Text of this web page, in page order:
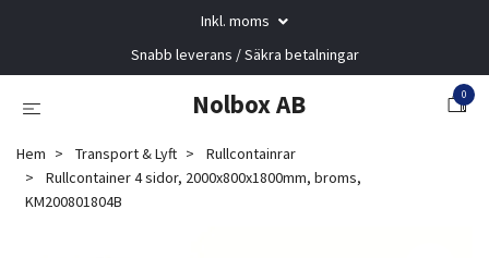
Inkl. moms
Snabb leverans / Säkra betalningar
Nolbox AB 0
Hem Transport & Lyft
Rullcontainrar
Rullcontainer 4 sidor, 2000x800x1800mm, broms,
KM200801804B